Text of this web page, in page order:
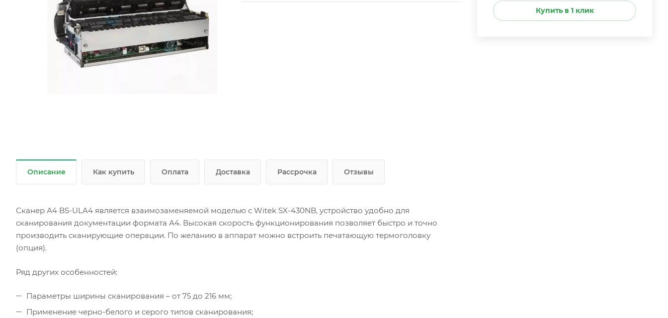
Купить в 1 клик
Описание Как купить Оплата Доставка Рассрочка Отзывы
Сканер А4 BS-ULA4 является взаимозаменяемой моделью с Witek SX-430NB, устройство удобно для
сканирования документации формата А4. Высокая скорость функционирования позволяет быстро и точно
производить сканирующие операции. По желанию в аппарат можно встроить печатающую термоголовку
(опция).
Ряд других особенностей:
Параметры ширины сканирования – от 75 до 216 мм;
Применение черно-белого и серого типов сканирования;